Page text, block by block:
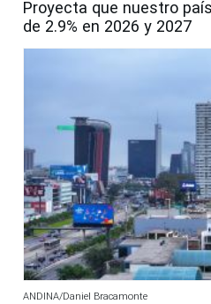
Proyecta que nuestro
de 2.9% en 2026 y 2027
ANDINA/Daniel Bracamonte